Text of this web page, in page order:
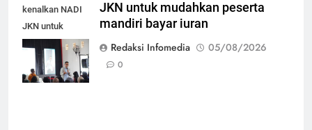
kenalkan NADI
JKN untuk
mudahkan
peserta mandiri
bayar iuran
JKN untuk mudahkan peserta
mandiri bayar iuran
Redaksi Infomedia
05/08/2026
0